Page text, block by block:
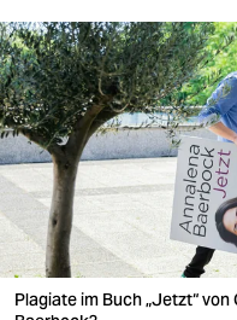
sport
berlin
nord
wahrheit
verlag
verlag
Plagiate im Buch „Jetzt“